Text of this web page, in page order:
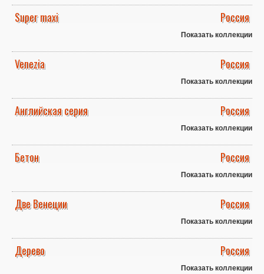
Super maxi Россия
Показать коллекции
Venezia Россия
Показать коллекции
Английская серия Россия
Показать коллекции
Бетон Россия
Показать коллекции
Две Венеции Россия
Показать коллекции
Дерево Россия
Показать коллекции